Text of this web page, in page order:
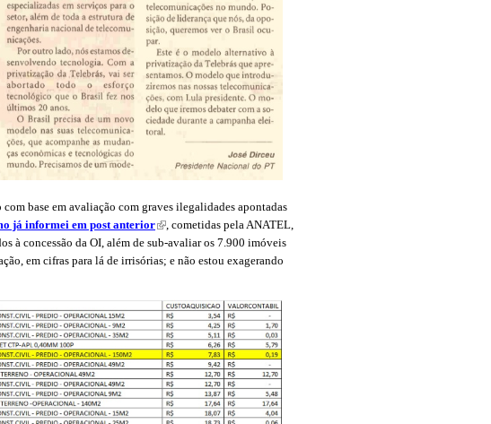
base em avaliação com graves ilegalidades apontadas
já informei em post anterior(link is external)
, cometidas pela ANATEL,
à concessão da OI, além de sub-avaliar os 7.900 imóveis
em cifras para lá de irrisórias; e não estou exagerando